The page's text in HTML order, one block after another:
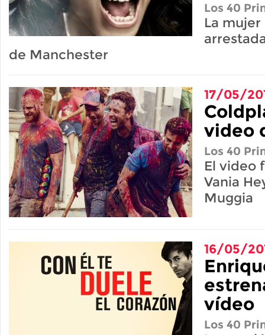
Los 40
La
de Manchester
17/05/
video
Los 40
El video
Vania
Muggia
16/05/
vídeo
Los 40